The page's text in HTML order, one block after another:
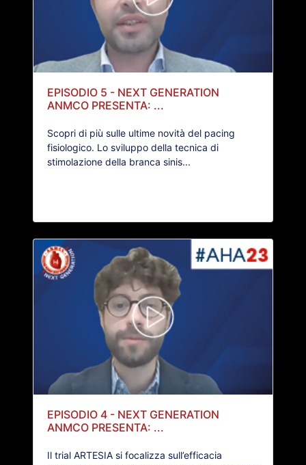
EPISODIO 5 - NEXT GENERATION
ANMCO PRESENTA: ...
Scopri di più sulle ultime novità del pacing
fisiologico. Lo sviluppo della tecnica di
stimolazione della branca sinis...
EPISODIO 4 - NEXT GENERATION
ANMCO PRESENTA: ...
Il trial ARTESIA si focalizza sull’efficacia